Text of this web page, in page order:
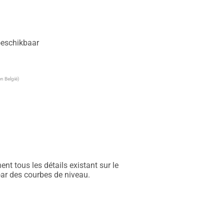
België)
tous les détails existant sur le
des courbes de niveau.